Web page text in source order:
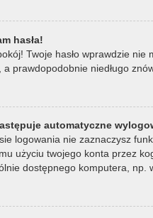
hasła!
Twoje hasło wprawdzie
a prawdopodobnie niedługo
automatyczne
logowania nie zaznaczysz
użyciu twojego konta przez
dostępnego komputera, np.